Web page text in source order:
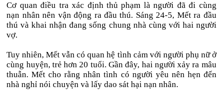
Cơ quan điều tra xác định thủ phạm là người đã đi cùng
nạn nhân nên vận động ra đầu thú. Sáng 24-5, Mết ra đầu
thú và khai nhận đang sống chung nhà cùng với hai người
vợ.
Tuy nhiên, Mết vẫn có quan hệ tình cảm với người phụ nữ ở
cùng huyện, trẻ hơn 20 tuổi. Gần đây, hai người xảy ra mâu
thuẫn. Mết cho rằng nhân tình có người yêu nên hẹn đến
nhà nghỉ nói chuyện và lấy dao sát hại nạn nhân.